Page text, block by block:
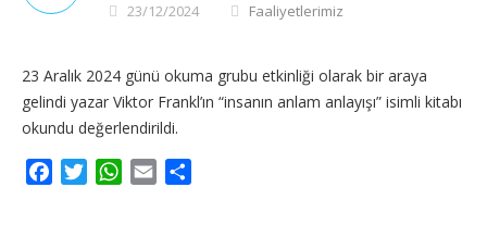
23/12/2024 Faaliyetlerimiz
23 Aralık 2024 günü okuma grubu etkinliği olarak bir araya
gelindi yazar Viktor Frankl’ın “insanın anlam anlayışı” isimli kitabı
okundu değerlendirildi.
FacebookTwitterWhatsApp
Email